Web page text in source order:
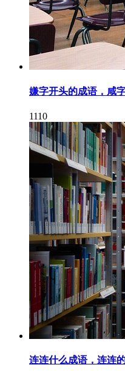
嫌字开头的成语，咸
1110
连连什么成语，连连